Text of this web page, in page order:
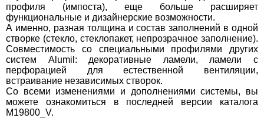
профиля (импоста), еще больше расширяет
функциональные и дизайнерские возможности.
А именно, разная толщина и состав заполнений в одной
створке (стекло, стеклопакет, непрозрачное заполнение).
Совместимость со специальными профилями других
систем Alumil: декоративные ламели, ламели с
перфорацией для естественной вентиляции,
встраивание независимых створок.
Со всеми изменениями и дополнениями системы, вы
можете ознакомиться в последней версии каталога
M19800_V.